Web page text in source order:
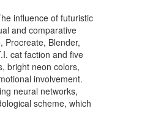
influence of futuristic
and comparative
Procreate, Blender,
cat faction and five
bright neon colors,
involvement.
neural networks,
scheme, which